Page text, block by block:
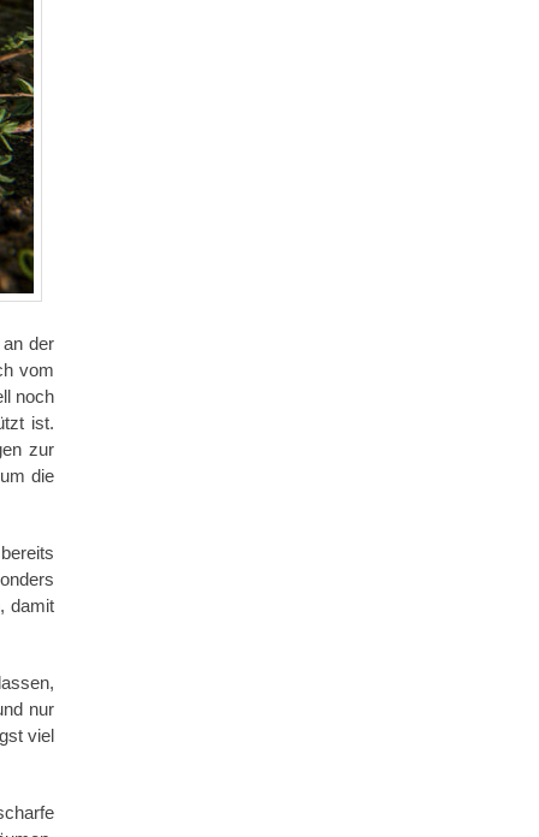
der
vom
noch
ist.
zur
die
damit
nur
viel